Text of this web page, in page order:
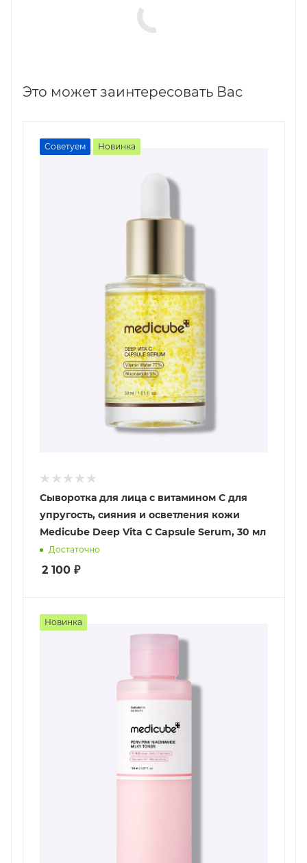
Это может заинтересовать Вас
Советуем Новинка
Сыворотка для лица с витамином С для
упругость, сияния и осветления кожи
Medicube Deep Vita C Capsule Serum, 30 мл
Достаточно
2 100 ₽
Новинка